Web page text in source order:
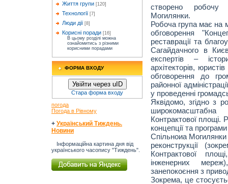
Життя групи [120]
Технології [7]
Люди дії [8]
Корисні поради [16]
В цьому розділі можна
ознайомитись з різними
корисними порадами
ФОРМА ВХОДУ
Увійти через uID
Стара форма входу
погода
Погода в Рівному
+ Український Тиждень.
Новини
Інформаційна картина дня від
українського часопису "Тиждень".
створено робочу
Могилянки.
Робоча група має на
обговорення
реставрації та
Сагайдачного в
експертів –
архітекторів,
обговорення до
районної
у проведенні
Яквідомо, згідно з
Контрактової площі.
концепції та
Спільноиа
реконструкції
Контрактової
інженерних
занепокоєння з
Зокрема, це